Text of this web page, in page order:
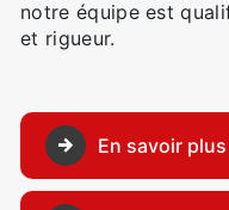
notre équipe est
et rigueur.
En savoir plus